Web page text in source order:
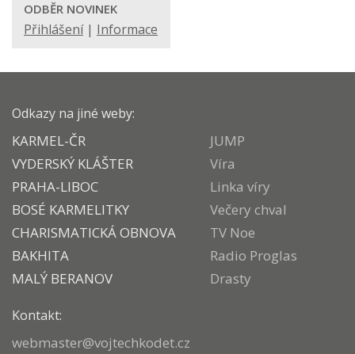
ODBĚR NOVINEK
Přihlášení| Informace
Odkazy na jiné weby:
KARMEL-ČR
VYDERSKÝ KLÁŠTER
PRAHA-LIBOC
BOSÉ KARMELITKY
CHARISMATICKÁ OBNOVA
BAKHITA
MALÝ BERANOV
JUMP
Víra
Linka víry
Večery chval
TV Noe
Radio Proglas
Drasty
Kontakt:
webmaster@vojtechkodet.cz